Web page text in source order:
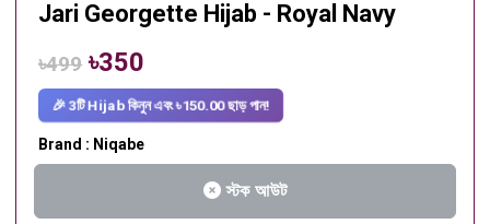
Jari Georgette Hijab - Royal Navy
৳499 ৳350
🎉 3টি Hijab কিনুন এবং ৳150.00 ছাড় পান!
Brand : Niqabe
স্টক আউট